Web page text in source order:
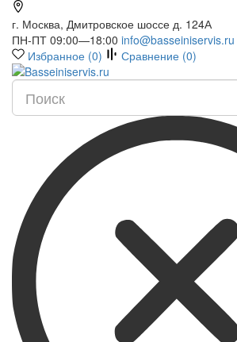
г. Москва, Дмитровское шоссе д. 124А
ПН-ПТ 09:00—18:00 info@basseiniservis.ru
Избранное (0) Сравнение (0)